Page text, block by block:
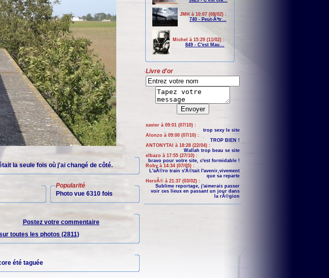
la seule fois où j'ai changé de côté.
Popularité
Photo vue 6310 fois
Postez votre commentaire
toutes les photos (2811)
été taguée
JMH à 10:07 (08/02) :
740 - Peut-Ãªtr...
Michel à 15:29 (11/02) :
849 - C'est Mau...
Livre d'or
xavier à 09:01 (07/10) :
trop sexy le site
Alonzo à 09:00 (07/10) :
TROP BIEN !
ANTONYTAI à 18:28 (22/04) :
Wallah trop beau se site
elbazo à 17:55 (27/10) :
bravo pour votre site, c'est formidable !
Roby à 14:34 (07/05) :
L'aÃ©ro train s'Ã©tait l'avenir,vivement
que sa reparte
HervÃ© à 21:37 (03/02) :
Sublime reportage, j'aimerais passer
voir ces lieux en passant un jour dans
la rÃ©gion